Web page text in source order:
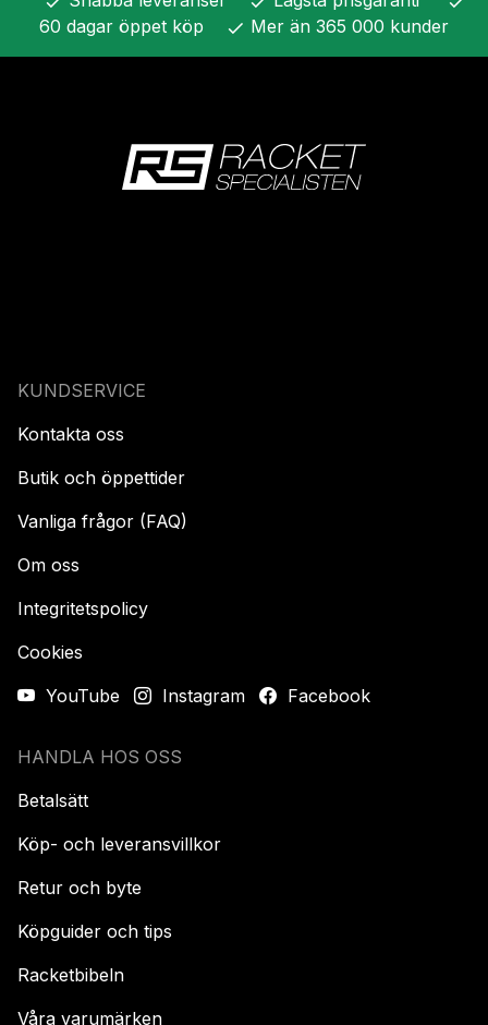
60 dagar öppet köp check Mer än 365 000 kunder
KUNDSERVICE
Kontakta oss
Butik och öppettider
Vanliga frågor (FAQ)
Om oss
Integritetspolicy
Cookies
YouTube
Instagram Facebook
HANDLA HOS OSS
Betalsätt
Köp- och leveransvillkor
Retur och byte
Köpguider och tips
Racketbibeln
Våra varumärken